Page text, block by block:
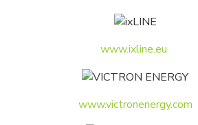
www.ixline.eu
www.victronenergy.com